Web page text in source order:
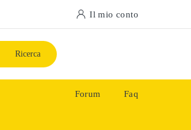
Il mio conto
Ricerca
Forum Faq